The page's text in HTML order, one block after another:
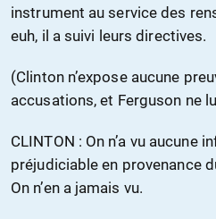
instrument au service des
euh, il a suivi leurs directives.
(Clinton n’expose aucune
accusations, et Ferguson ne
CLINTON : On n’a vu aucune
préjudiciable en provenance
On n’en a jamais vu.